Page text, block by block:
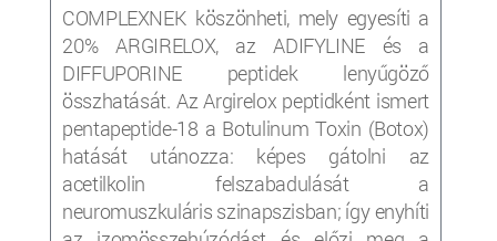
COMPLEXNEK köszönheti, mely egyesíti a
20% ARGIRELOX, az ADIFYLINE és a
DIFFUPORINE peptidek lenyűgöző
összhatását. Az Argirelox peptidként ismert
pentapeptide-18 a Botulinum Toxin (Botox)
hatását utánozza: képes gátolni az
acetilkolin felszabadulását a
neuromuszkuláris szinapszisban; így enyhíti